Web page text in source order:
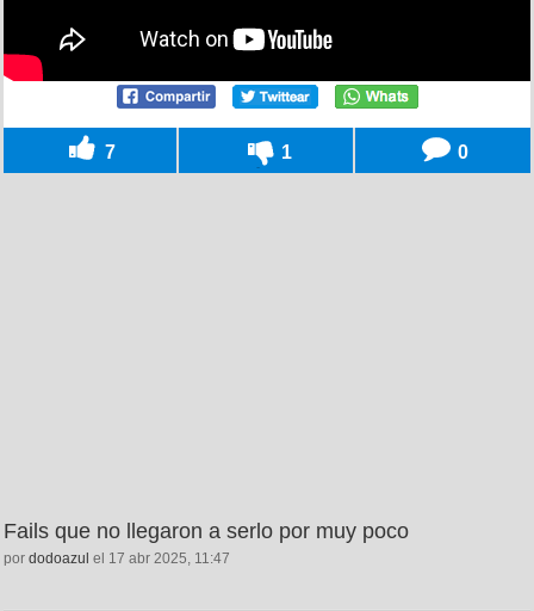
7 1 0
Fails que no llegaron a serlo por muy poco
por dodoazul el 17 abr 2025, 11:47